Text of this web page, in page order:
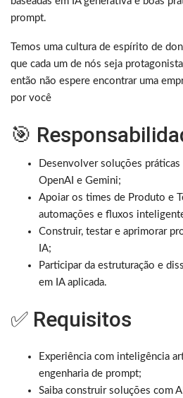
prompt.
Temos uma cultura de espírito de
que cada um de nós seja
então não espere encontrar uma
por você
🎯
Desenvolver soluções
OpenAI e Gemini;
Apoiar os times de Produto e
automações e fluxos
Construir, testar e aprimorar
IA;
Participar da estruturação e
em IA aplicada.
✅ Requisitos
Experiência com inteligência
engenharia de prompt;
Saiba construir soluções com